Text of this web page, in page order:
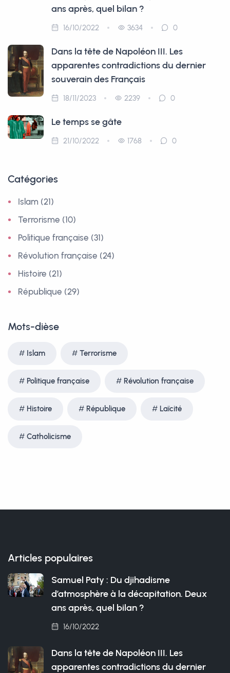
ans après, quel bilan ?
16/10/2022 3634 0
Dans la tête de Napoléon III. Les
apparentes contradictions du dernier
souverain des Français
18/11/2023 2239 0
Le temps se gâte
21/10/2022 1768 0
Catégories
Islam (21)
Terrorisme (10)
Politique française (31)
Révolution française (24)
Histoire (21)
République (29)
Mots-dièse
Islam Terrorisme
Politique française Révolution française
Histoire République Laïcité
Catholicisme
Articles populaires
Samuel Paty : Du djihadisme
d’atmosphère à la décapitation. Deux
ans après, quel bilan ?
16/10/2022
Dans la tête de Napoléon III. Les
apparentes contradictions du dernier